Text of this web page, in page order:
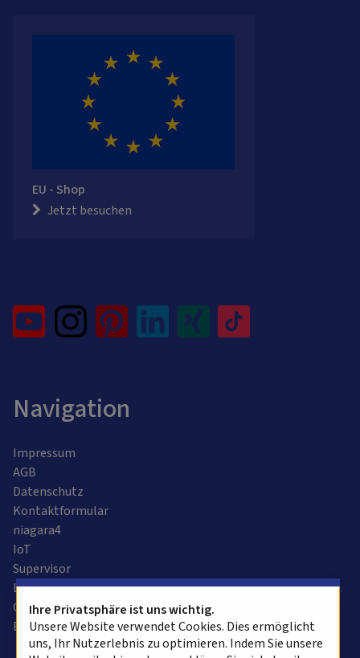
EU - Shop
Jetzt besuchen
Navigation
Impressum
AGB
Datenschutz
Kontaktformular
niagara4
IoT
Supervisor
Leitzentrale
Gebäudeautomation
Bussysteme
Ihre Privatsphäre ist uns wichtig.
Unsere Website verwendet Cookies. Dies ermöglicht
uns, Ihr Nutzerlebnis zu optimieren. Indem Sie unsere